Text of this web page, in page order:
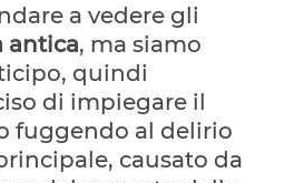
a vedere gli
antica, ma siamo
quindi
di impiegare il
fuggendo al delirio
causato da